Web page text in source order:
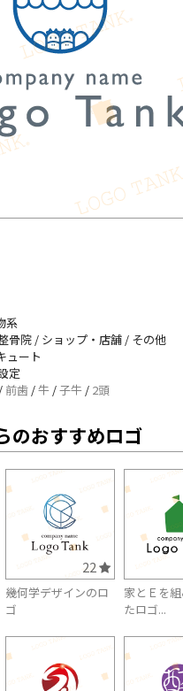
系
骨院 / ショップ・店舗 / その他
ュート
定
/ 前歯 /牛 /子牛 / 2頭
のおすすめロゴ
22
幾何学デザインのロ
ゴ
家とＥを
たロゴ...